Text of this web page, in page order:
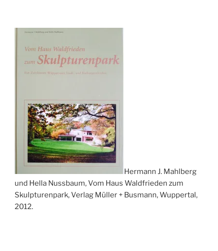
Hermann J. Mahlberg
und Hella Nussbaum, Vom Haus Waldfrieden zum
Skulpturenpark, Verlag Müller + Busmann, Wuppertal,
2012.